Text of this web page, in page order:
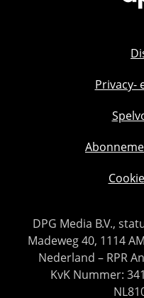
Privacy-
DPG Media B.V.,
Madeweg 40, 1114
Nederland – RPR
KvK Nummer: